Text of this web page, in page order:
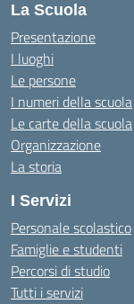
La Scuola
Presentazione
I luoghi
Le persone
I numeri della scuola
Le carte della scuola
Organizzazione
La storia
I Servizi
Personale scolastico
Famiglie e studenti
Percorsi di studio
Tutti i servizi